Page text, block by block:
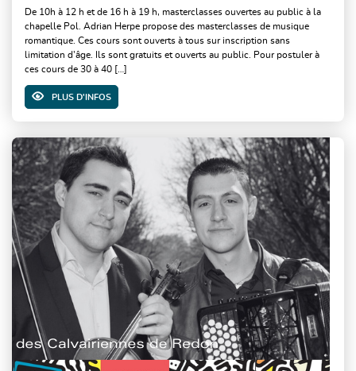
De 10h à 12 h et de 16 h à 19 h, masterclasses ouvertes au public à la
chapelle Pol. Adrian Herpe propose des masterclasses de musique
romantique. Ces cours sont ouverts à tous sur inscription sans
limitation d’âge. Ils sont gratuits et ouverts au public. Pour postuler à
ces cours de 30 à 40 […]
PLUS D'INFOS